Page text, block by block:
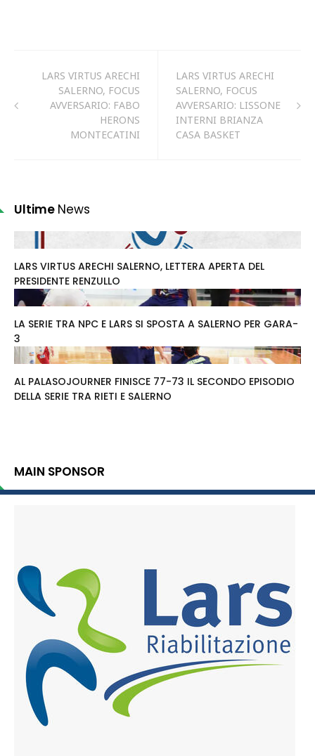
LARS VIRTUS ARECHI
SALERNO, FOCUS
AVVERSARIO: FABO
HERONS
MONTECATINI
LARS VIRTUS ARECHI
SALERNO, FOCUS
AVVERSARIO: LISSONE
INTERNI BRIANZA
CASA BASKET
Ultime News
LARS VIRTUS ARECHI SALERNO, LETTERA APERTA DEL
PRESIDENTE RENZULLO
LA SERIE TRA NPC E LARS SI SPOSTA A SALERNO PER GARA-
3
AL PALASOJOURNER FINISCE 77-73 IL SECONDO EPISODIO
DELLA SERIE TRA RIETI E SALERNO
MAIN SPONSOR